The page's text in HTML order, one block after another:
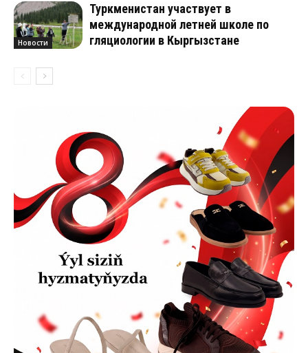
Новости
Туркменистан участвует в
международной летней школе по
гляциологии в Кыргызстане